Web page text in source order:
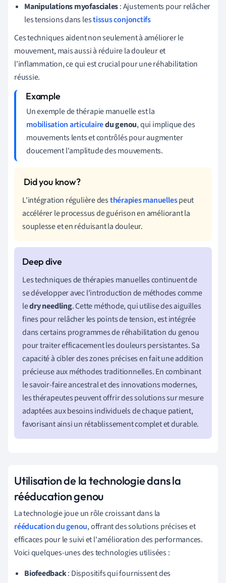
Manipulations myofasciales: Ajustements pour relâcher
les tensions dans lestissus conjonctifs
Ces techniques aident non seulement à améliorer le
mouvement, mais aussi à réduire la douleur et
l'inflammation, ce qui est crucial pour une réhabilitation
réussie.
Un exemple de thérapie manuelle est la
mobilisation articulairedu genou, qui implique des
mouvements lents et contrôlés pour augmenter
doucement l'amplitude des mouvements.
L'intégration régulière desthérapies manuellespeut
accélérer le processus de guérison en améliorant la
souplesse et en réduisant la douleur.
Les techniques de thérapies manuelles continuent de
se développer avec l'introduction de méthodes comme
ledry needling. Cette méthode, qui utilise des aiguilles
fines pour relâcher les points de tension, est intégrée
dans certains programmes de réhabilitation du genou
pour traiter efficacement les douleurs persistantes. Sa
capacité à cibler des zones précises en fait une addition
précieuse aux méthodes traditionnelles. En combinant
le savoir-faire ancestral et des innovations modernes,
les thérapeutes peuvent offrir des solutions sur mesure
adaptées aux besoins individuels de chaque patient,
favorisant ainsi un rétablissement complet et durable.
Utilisation de la technologie dans la
rééducation genou
La technologie joue un rôle croissant dans la
rééducation du genou, offrant des solutions précises et
efficaces pour le suivi et l'amélioration des performances.
Voici quelques-unes des technologies utilisées :
Biofeedback: Dispositifs qui fournissent des